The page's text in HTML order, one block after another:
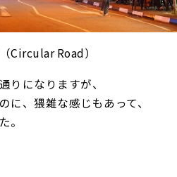
Circular Road）
りになりますが、
に、猥雑な感じもあって、
。